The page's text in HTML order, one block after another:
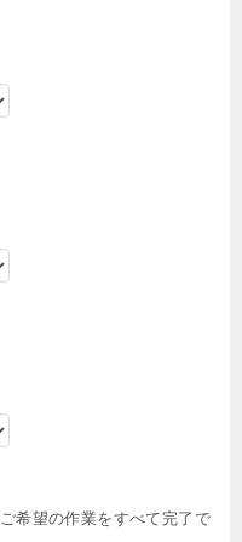
希望の作業をすべて完了で